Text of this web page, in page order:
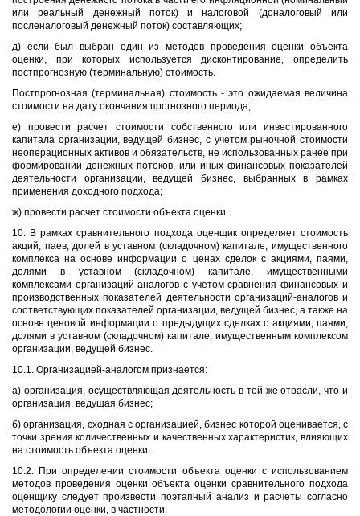
или реальный денежный поток) и налоговой (доналоговый или
посленалоговый денежный поток) составляющих;
д) если был выбран один из методов проведения оценки объекта
оценки, при которых используется дисконтирование, определить
постпрогнозную (терминальную) стоимость.
Постпрогнозная (терминальная) стоимость - это ожидаемая величина
стоимости на дату окончания прогнозного периода;
е) провести расчет стоимости собственного или инвестированного
капитала организации, ведущей бизнес, с учетом рыночной стоимости
неоперационных активов и обязательств, не использованных ранее при
формировании денежных потоков, или иных финансовых показателей
деятельности организации, ведущей бизнес, выбранных в рамках
применения доходного подхода;
ж) провести расчет стоимости объекта оценки.
10. В рамках сравнительного подхода оценщик определяет стоимость
акций, паев, долей в уставном (складочном) капитале, имущественного
комплекса на основе информации о ценах сделок с акциями, паями,
долями в уставном (складочном) капитале, имущественными
комплексами организаций-аналогов с учетом сравнения финансовых и
производственных показателей деятельности организаций-аналогов и
соответствующих показателей организации, ведущей бизнес, а также на
основе ценовой информации о предыдущих сделках с акциями, паями,
долями в уставном (складочном) капитале, имущественным комплексом
организации, ведущей бизнес.
10.1. Организацией-аналогом признается:
а) организация, осуществляющая деятельность в той же отрасли, что и
организация, ведущая бизнес;
б) организация, сходная с организацией, бизнес которой оценивается, с
точки зрения количественных и качественных характеристик, влияющих
на стоимость объекта оценки.
10.2. При определении стоимости объекта оценки с использованием
методов проведения оценки объекта оценки сравнительного подхода
оценщику следует произвести поэтапный анализ и расчеты согласно
методологии оценки, в частности: